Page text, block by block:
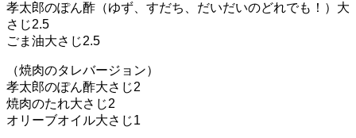
孝太郎のぽん酢（ゆず、すだち、だいだいのどれでも！）大
さじ2.5
ごま油大さじ2.5
（焼肉のタレバージョン）
孝太郎のぽん酢大さじ2
焼肉のたれ大さじ2
オリーブオイル大さじ1